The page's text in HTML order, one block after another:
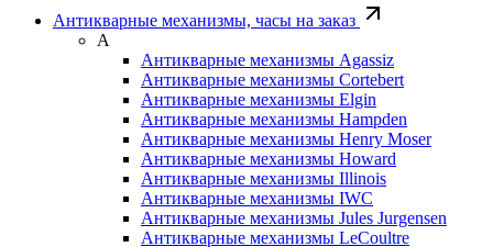
Антикварные механизмы, часы на заказ
А
Антикварные механизмы Agassiz
Антикварные механизмы Cortebert
Антикварные механизмы Elgin
Антикварные механизмы Hampden
Антикварные механизмы Henry Moser
Антикварные механизмы Howard
Антикварные механизмы Illinois
Антикварные механизмы IWC
Антикварные механизмы Jules Jurgensen
Антикварные механизмы LeCoultre